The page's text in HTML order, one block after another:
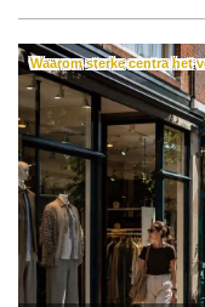
Waarom sterke centra het